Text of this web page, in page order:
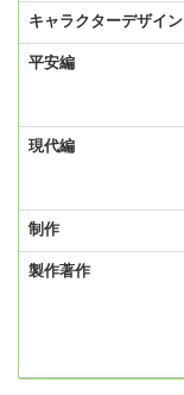
キャラクターデザイン
平安編
現代編
制作
製作著作